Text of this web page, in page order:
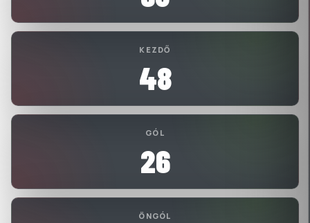
KEZDŐ
48
GÓL
26
ÖNGÓL